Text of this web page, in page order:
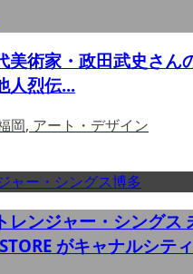
美術家・政田武史さん
人烈伝...
岡, アート・デザイン
レンジャー・シングス
がキャナルシテ